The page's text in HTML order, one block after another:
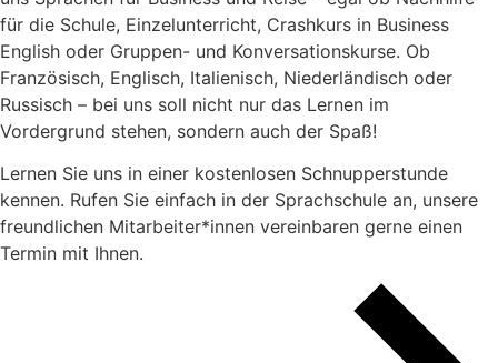
für die Schule, Einzelunterricht, Crashkurs in Business
English oder Gruppen- und Konversationskurse. Ob
Französisch, Englisch, Italienisch, Niederländisch oder
Russisch – bei uns soll nicht nur das Lernen im
Vordergrund stehen, sondern auch der Spaß!
Lernen Sie uns in einer kostenlosen Schnupperstunde
kennen. Rufen Sie einfach in der Sprachschule an, unsere
freundlichen Mitarbeiter*innen vereinbaren gerne einen
Termin mit Ihnen.